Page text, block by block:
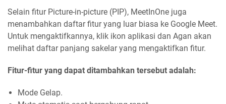
Selain fitur Picture-in-picture (PIP), MeetInOne juga
menambahkan daftar fitur yang luar biasa ke Google Meet.
Untuk mengaktifkannya, klik ikon aplikasi dan Agan akan
melihat daftar panjang sakelar yang mengaktifkan fitur.
Fitur-fitur yang dapat ditambahkan tersebut adalah:
Mode Gelap.